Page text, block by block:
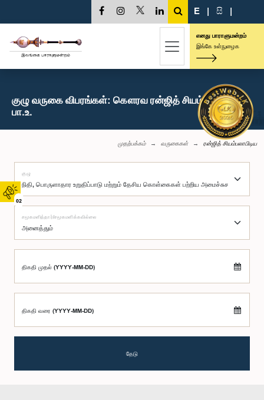
02
E | සි |
எனது பாராளுமன்றம்
இங்கே உள்நுழைக
குழு வருகை விபரங்கள்: கௌரவ ரன்ஜித் சியம்பலாபிடிய,
பா.உ.
முதற்பக்கம் வருகைகள் ரன்ஜித் சியம்பலாபிடிய
குழு
சமூகமளித்தார்/சமூகமளிக்கவில்லை
திகதி முதல் (YYYY-MM-DD)
திகதி வரை (YYYY-MM-DD)
தேடு